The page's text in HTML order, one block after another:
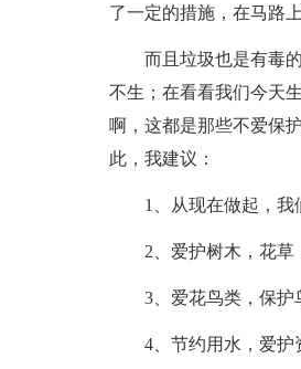
了一定的措施，在马路
而且垃圾也是有毒
不生；在看看我们今天
啊，这都是那些不爱保
此，我建议：
1、从现在做起，我
2、爱护树木，花草
3、爱花鸟类，保护
4、节约用水，爱护